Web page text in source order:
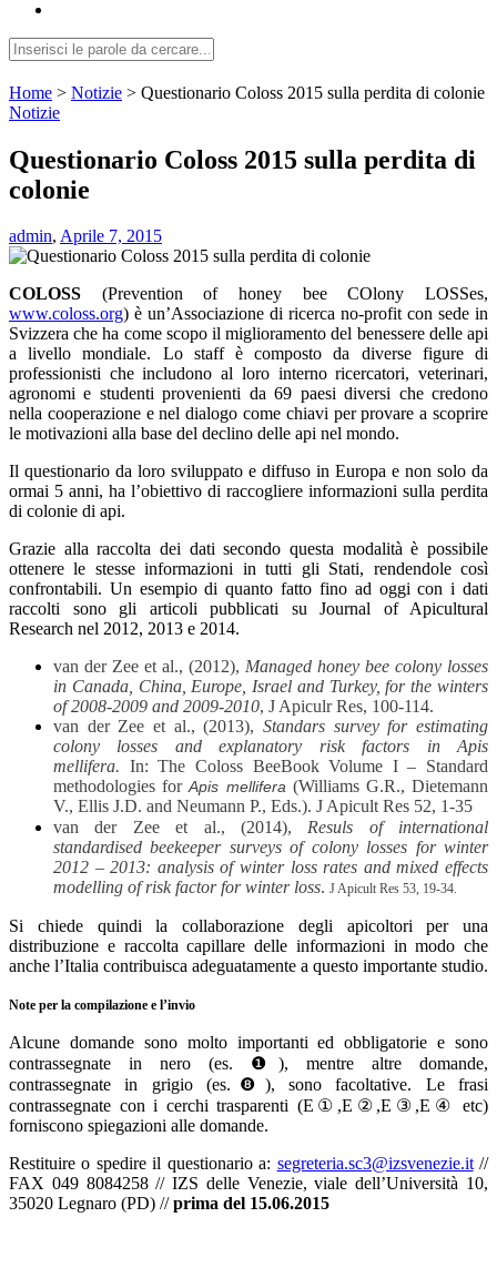
Home > Notizie > Questionario Coloss 2015 sulla perdita di colonie
Notizie
Questionario Coloss 2015 sulla perdita di
colonie
admin, Aprile 7, 2015
COLOSS (Prevention of honey bee COlony LOSSes,
www.coloss.org) è un’Associazione di ricerca no-profit con sede in
Svizzera che ha come scopo il miglioramento del benessere delle api
a livello mondiale. Lo staff è composto da diverse figure di
professionisti che includono al loro interno ricercatori, veterinari,
agronomi e studenti provenienti da 69 paesi diversi che credono
nella cooperazione e nel dialogo come chiavi per provare a scoprire
le motivazioni alla base del declino delle api nel mondo.
Il questionario da loro sviluppato e diffuso in Europa e non solo da
ormai 5 anni, ha l’obiettivo di raccogliere informazioni sulla perdita
di colonie di api.
Grazie alla raccolta dei dati secondo questa modalità è possibile
ottenere le stesse informazioni in tutti gli Stati, rendendole così
confrontabili. Un esempio di quanto fatto fino ad oggi con i dati
raccolti sono gli articoli pubblicati su Journal of Apicultural
Research nel 2012, 2013 e 2014.
van der Zee et al., (2012), Managed honey bee colony losses
in Canada, China, Europe, Israel and Turkey, for the winters
of 2008-2009 and 2009-2010, J Apiculr Res, 100-114.
van der Zee et al., (2013), Standars survey for estimating
colony losses and explanatory risk factors in Apis
mellifera. In: The Coloss BeeBook Volume I – Standard
methodologies forApis mellifera(Williams G.R., Dietemann
V., Ellis J.D. and Neumann P., Eds.). J Apicult Res 52, 1-35
van der Zee et al., (2014),Resuls of international
standardised beekeeper surveys of colony losses for winter
2012 – 2013: analysis of winter loss rates and mixed effects
modelling of risk factor for winter loss. J Apicult Res 53, 19-34.
Si chiede quindi la collaborazione degli apicoltori per una
distribuzione e raccolta capillare delle informazioni in modo che
anche l’Italia contribuisca adeguatamente a questo importante studio.
Note per la compilazione e l’invio
Alcune domande sono molto importanti ed obbligatorie e sono
contrassegnate in nero (es. ❶), mentre altre domande,
contrassegnate in grigio (es.❽), sono facoltative. Le frasi
contrassegnate con i cerchi trasparenti (E①,E②,E③,E④ etc)
forniscono spiegazioni alle domande.
Restituire o spedire il questionario a: segreteria.sc3@izsvenezie.it//
FAX 049 8084258 // IZS delle Venezie, viale dell’Università 10,
35020 Legnaro (PD) //prima del 15.06.2015